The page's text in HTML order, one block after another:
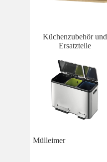
Küchenzubehör und
Ersatzteile
Mülleimer